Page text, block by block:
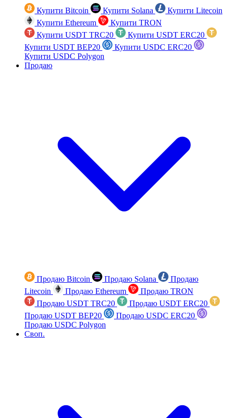
Купити Bitcoin Купити Solana
Купити Litecoin
Купити Ethereum
Купити TRON
Купити USDT TRC20
Купити USDT ERC20
Купити USDT BEP20
Купити USDC ERC20
Купити USDC Polygon
Продаю
Продаю Bitcoin Продаю Solana
Продаю
Litecoin
Продаю Ethereum
Продаю TRON
Продаю USDT TRC20
Продаю USDT ERC20
Продаю USDT BEP20
Продаю USDC ERC20
Продаю USDC Polygon
Своп.